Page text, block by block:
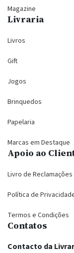
Magazine
Livraria
Livros
Gift
Jogos
Brinquedos
Papelaria
Marcas em Destaque
Apoio ao
Livro de Reclamações
Política de
Termos e Condições
Contatos
Contacto da